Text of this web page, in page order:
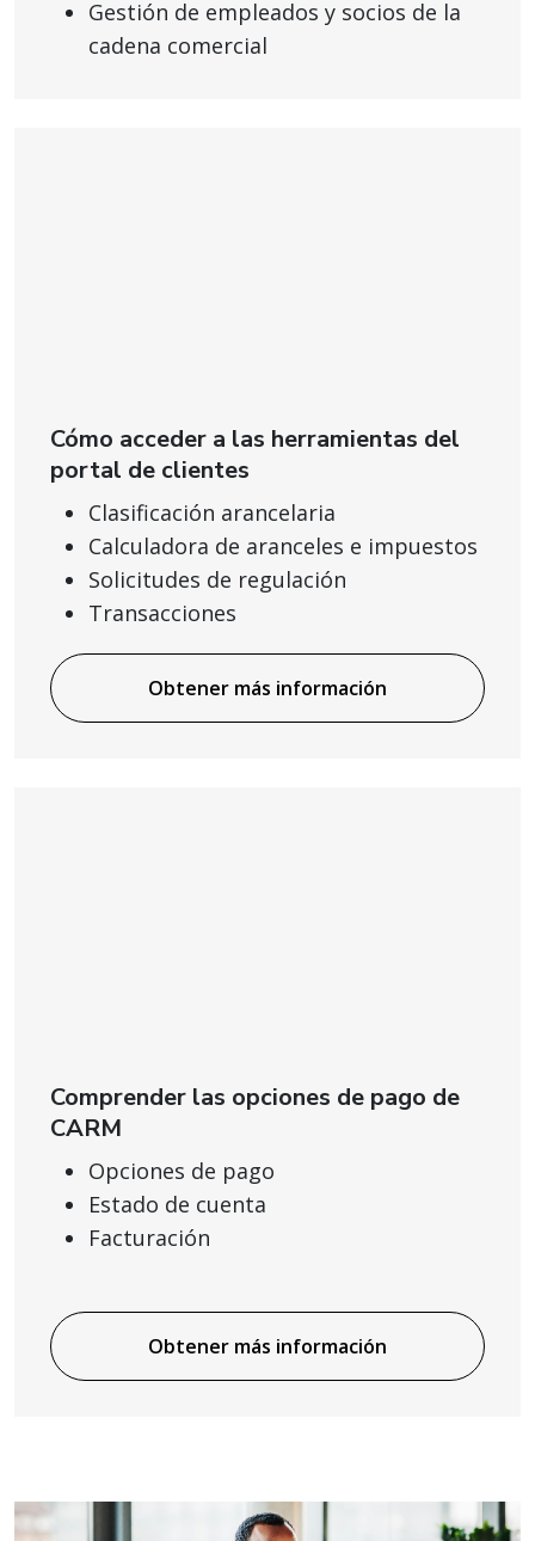
Gestión de empleados y socios de la
cadena comercial
Cómo acceder a las herramientas del
portal de clientes
Clasificación arancelaria
Calculadora de aranceles e impuestos
Solicitudes de regulación
Transacciones
Obtener más información
Comprender las opciones de pago de
CARM
Opciones de pago
Estado de cuenta
Facturación
Obtener más información